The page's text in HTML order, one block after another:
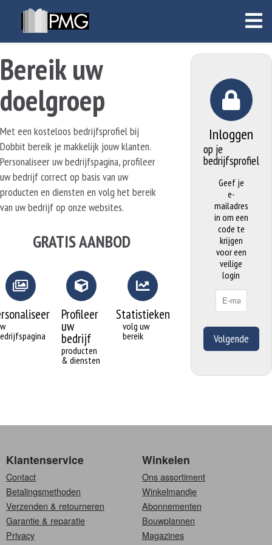
Bereik uw
doelgroep
Met een kosteloos bedrijfsprofiel bij
Dobbit bereik je makkelijk jouw klanten.
Personaliseer uw bedrijfspagina, profileer
uw bedrijf correct op basis van uw
producten en diensten en volg het bereik
van uw bedrijf op onze websites.
GRATIS AANBOD
Profileer
uw
bedrijf
producten
& diensten
Statistieken
volg uw
bereik
Inloggen
op je
bedrijfsprofiel
Geef je
e-
mailadres
in om een
code te
krijgen
voor een
veilige
login
Volgende
Klantenservice
Contact
Betalingsmethoden
Verzenden & retourneren
Garantie & reparatie
Privacy
Winkelen
Ons assortiment
Winkelmandje
Abonnementen
Bouwplannen
Magazines